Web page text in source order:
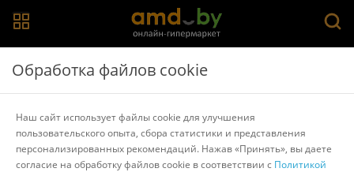
Главная > Каталог товаров Фены
SenCiciMen Xiaomi Фен-щетка Дорожный фен
Philips
Scarlett
Обработка файлов cookie
Наш сайт использует файлы cookie для улучшения
пользовательского опыта, сбора статистики и представления
персонализированных рекомендаций. Нажав «Принять», вы даете
согласие на обработку файлов cookie в соответствии с Политикой